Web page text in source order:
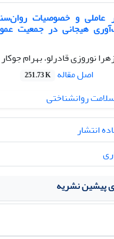
عاملی و خصوصیات
هیجانی در جمعیت
نوروزی قادرلو، بهرام جوکار
اصل مقاله 251.73 K
انتشار
پیشین نشریه